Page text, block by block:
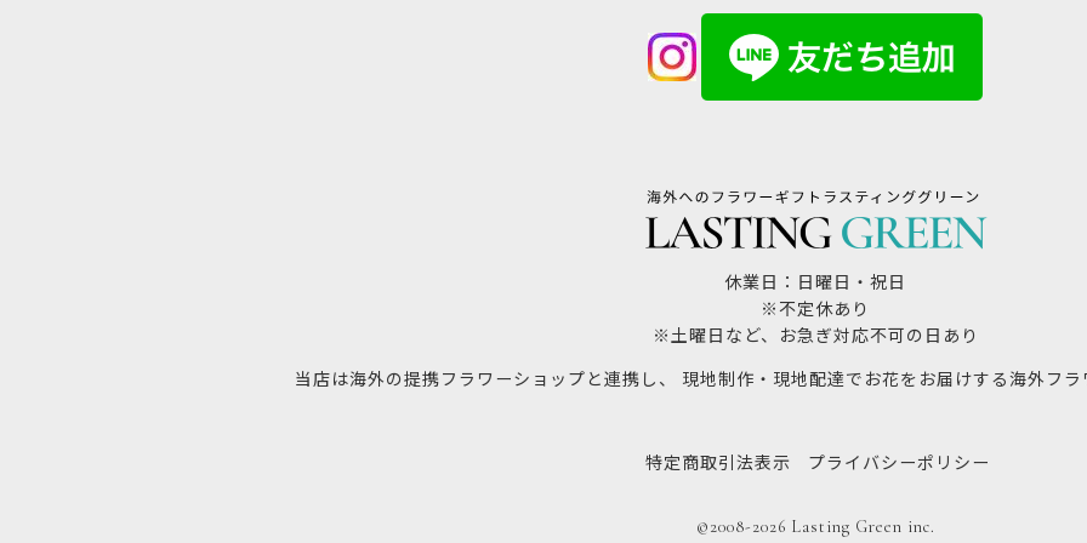
休業日：日曜日・祝日
※不定休あり
※土曜日など、お急ぎ対応不可の日あり
当店は海外の提携フラワーショップと連携し、 現地制作・現地配達でお花をお届けする海外フラ
特定商取引法表示 プライバシーポリシー
©2008-2026 Lasting Green inc.